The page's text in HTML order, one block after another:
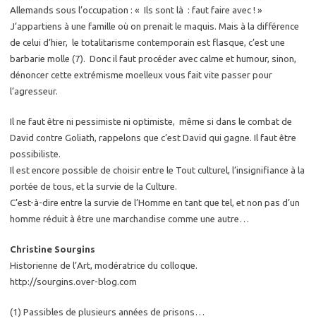
Allemands sous l’occupation : « Ils sont là : faut faire avec ! »
J’appartiens à une famille où on prenait le maquis. Mais à la différence
de celui d’hier, le totalitarisme contemporain est flasque, c’est une
barbarie molle (7). Donc il faut procéder avec calme et humour, sinon,
dénoncer cette extrémisme moelleux vous fait vite passer pour
l’agresseur.
Il ne faut être ni pessimiste ni optimiste, même si dans le combat de
David contre Goliath, rappelons que c’est David qui gagne. Il faut être
possibiliste.
Il est encore possible de choisir entre le Tout culturel, l’insignifiance à la
portée de tous, et la survie de la Culture.
C’est-à-dire entre la survie de l’Homme en tant que tel, et non pas d’un
homme réduit à être une marchandise comme une autre…
Christine Sourgins
Historienne de l’Art, modératrice du colloque.
http://sourgins.over-blog.com
(1) Passibles de plusieurs années de prisons…